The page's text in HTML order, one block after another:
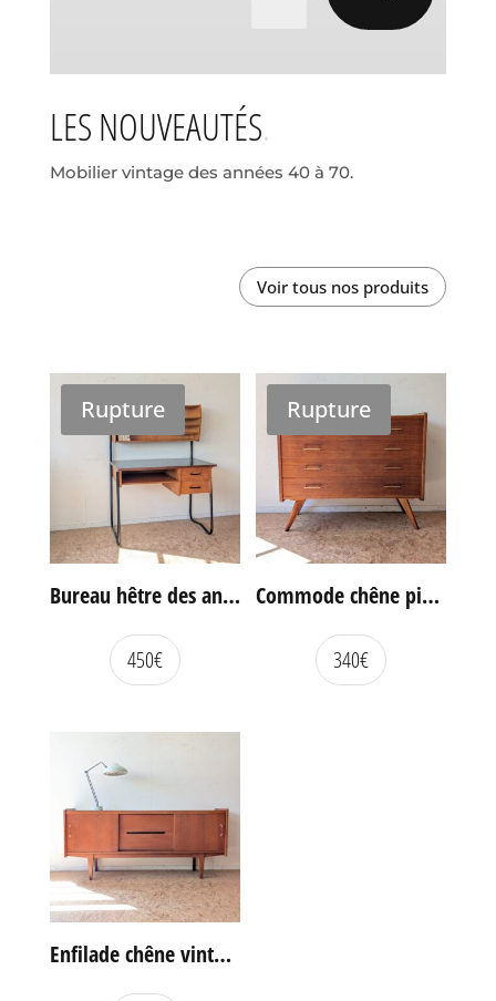
LES NOUVEAUTÉS
Mobilier vintage des années 40 à 70.
Voir tous nos produits
Rupture
Bureau hêtre des années 60
450€
Rupture
Commode chêne pieds compas vintage
340€
Enfilade chêne vintage portes coulissantes